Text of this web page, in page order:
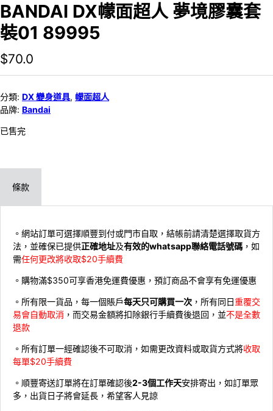
BANDAI DX幪面超人 夢境膠囊套
裝01 89995
$70.0
分類: DX 變身道具, 幪面超人
品牌: Bandai
已售完
條款
。網站訂單可選擇順豐到付或門市自取，結帳前請清楚選擇取貨方
法，並確保已提供正確地址及有效的whatsapp聯絡電話號碼 ，如
需任何更改將收取$20手續費
。購物滿$350可享香港免運費優惠，預訂商品不會享有免運優惠
。所有限一貨品，每一個賬戶每天只可購買一次 ，所有同日重覆交
易會自動取消 ，而交易金額將扣除銀行手續費後退回，並不是全數
退款
。所有訂單一經確認後不可取消，如需更改資料或取貨方式將收取
每單$20手續費
。順豐寄送訂單將在訂單確認後2-3個工作天安排寄出，如訂單眾
多，出貨日子將會延長，希望客人見諒